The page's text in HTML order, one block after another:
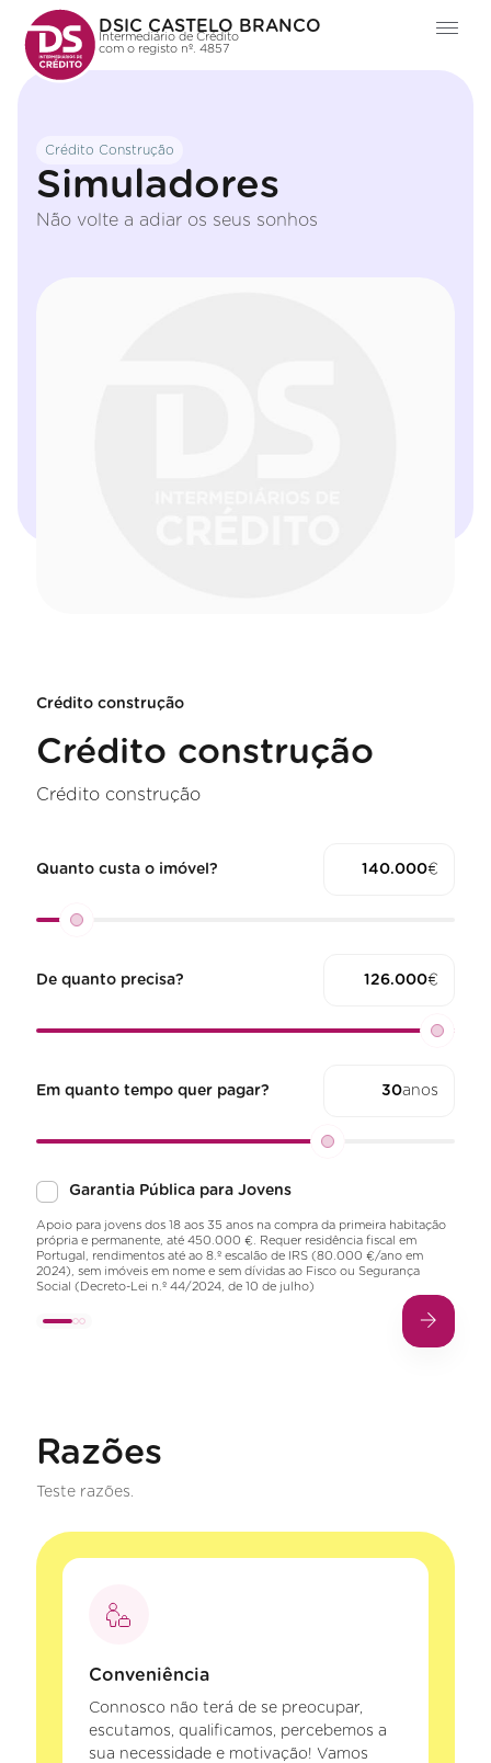
DSIC CASTELO BRANCO
Intermediário de Crédito
com o registo nº. 4857
Crédito Construção
Simuladores
Não volte a adiar os seus sonhos
Crédito construção
Crédito construção
Crédito construção
Quanto custa o imóvel? €
De quanto precisa? €
Em quanto tempo quer pagar? anos
Garantia Pública para Jovens
Apoio para jovens dos 18 aos 35 anos na compra da primeira habitação
própria e permanente, até 450.000 €. Requer residência fiscal em
Portugal, rendimentos até ao 8.º escalão de IRS (80.000 €/ano em
2024), sem imóveis em nome e sem dívidas ao Fisco ou Segurança
Social (Decreto-Lei n.º 44/2024, de 10 de julho)
Razões
Teste razões.
Conveniência
Connosco não terá de se preocupar,
escutamos, qualificamos, percebemos a
sua necessidade e motivação! Vamos